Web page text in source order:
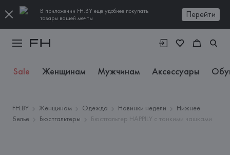
В приложении FH.BY еще удобнее покупать
товары вашей мечты
Перейти
Sale Женщинам Мужчинам Аксессуары
FH.BY Женщинам Одежда Новинки недели
Нижнее
белье
Бюстгальтеры Бюстгальтер HAPPILY с тонкими чашками